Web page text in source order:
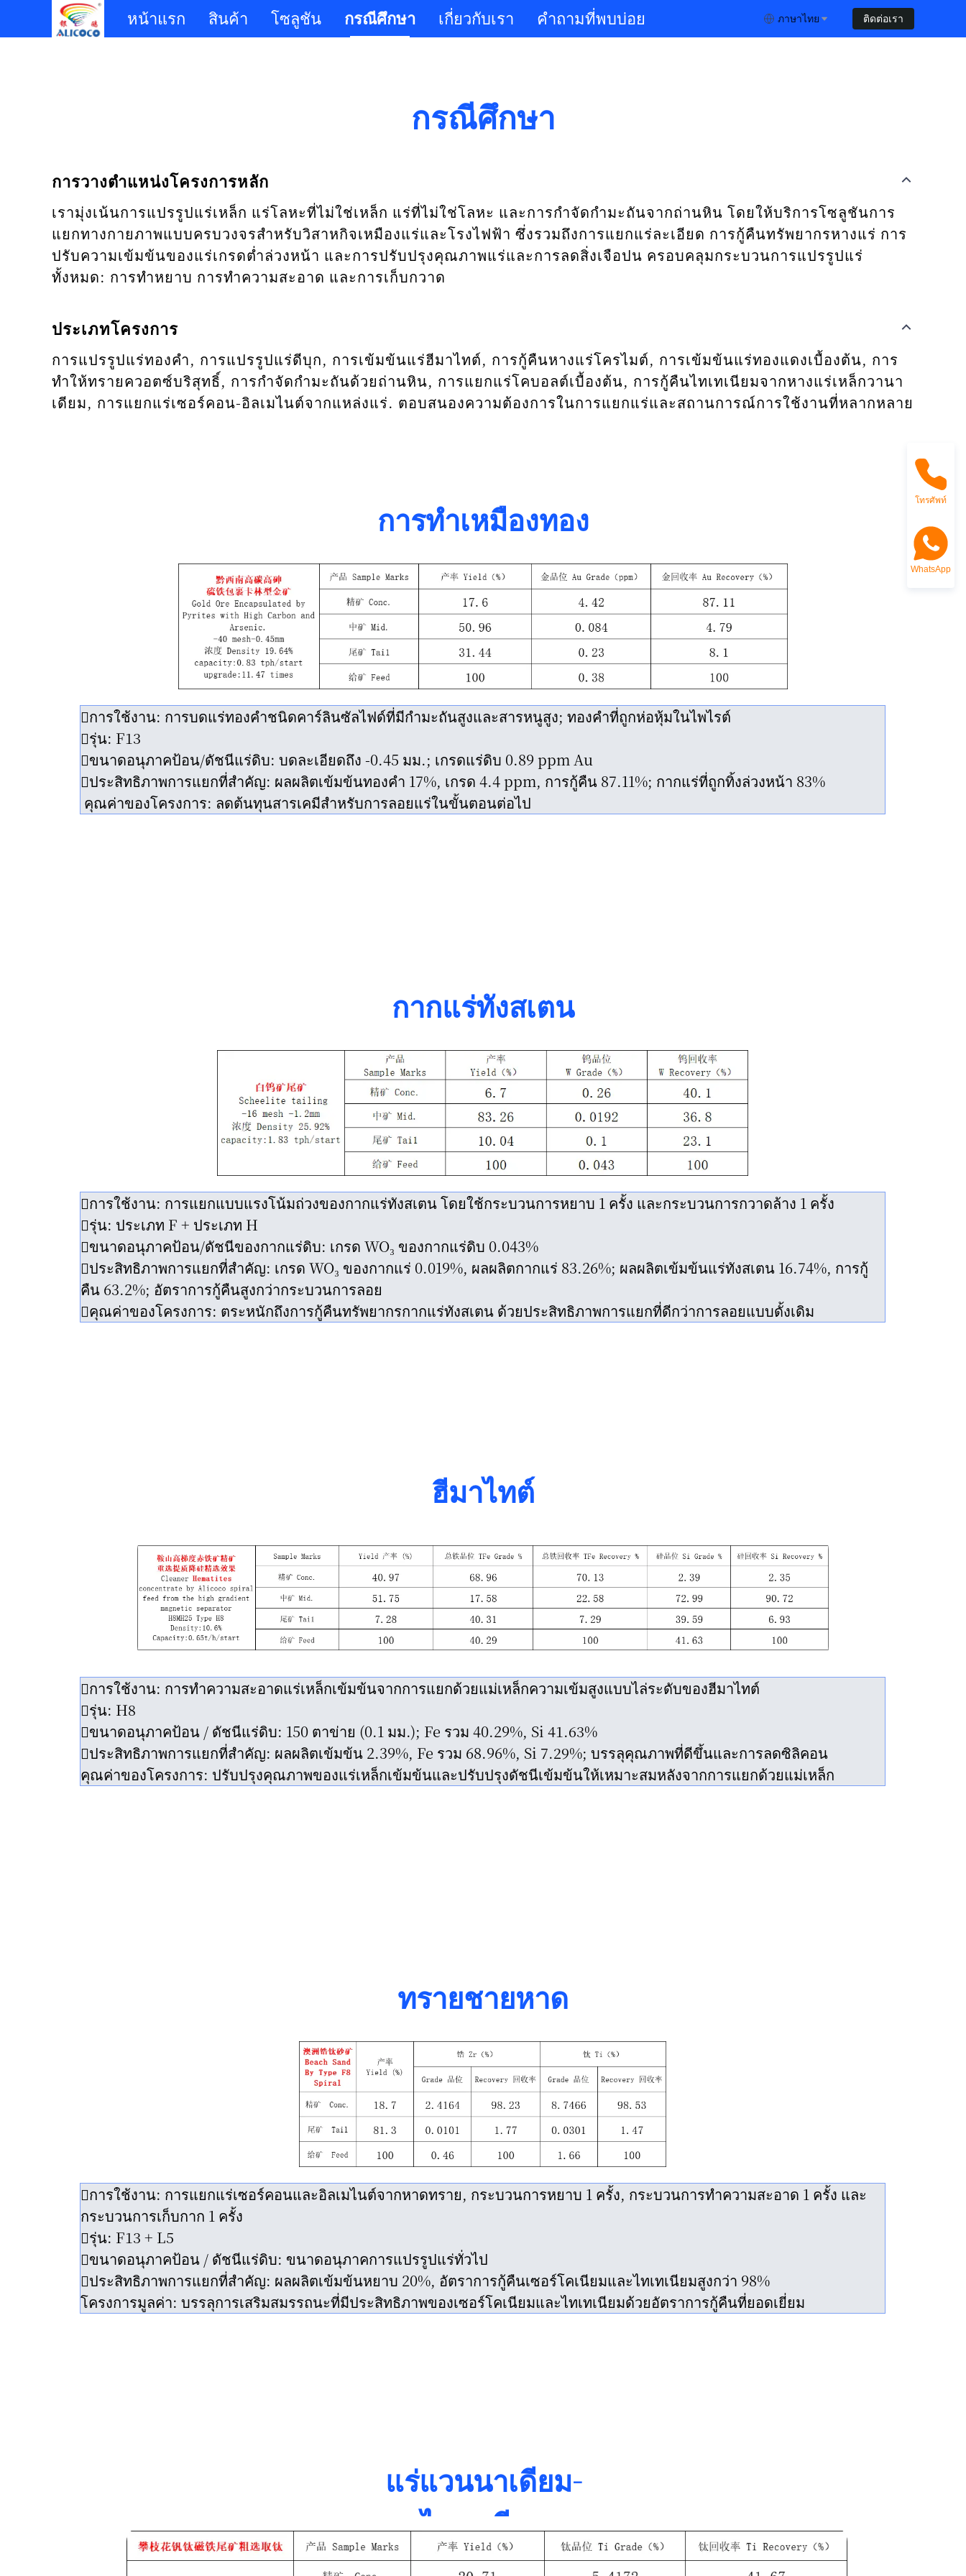
หน้าแรก สินค้า โซลูชัน กรณีศึกษา เกี่ยวกับเรา คำถามที่พบบ่อย ภาษาไทย ติดต่อเรา
กรณีศึกษา
การวางตำแหน่งโครงการหลัก
เรามุ่งเน้นการแปรรูปแร่เหล็ก แร่โลหะที่ไม่ใช่เหล็ก แร่ที่ไม่ใช่โลหะ และการกำจัดกำมะถันจากถ่านหิน โดยให้บริการโซลูชันการ
แยกทางกายภาพแบบครบวงจรสำหรับวิสาหกิจเหมืองแร่และโรงไฟฟ้า ซึ่งรวมถึงการแยกแร่ละเอียด การกู้คืนทรัพยากรหางแร่ การ
ปรับความเข้มข้นของแร่เกรดต่ำล่วงหน้า และการปรับปรุงคุณภาพแร่และการลดสิ่งเจือปน ครอบคลุมกระบวนการแปรรูปแร่
ทั้งหมด: การทำหยาบ การทำความสะอาด และการเก็บกวาด
ประเภทโครงการ
การแปรรูปแร่ทองคำ, การแปรรูปแร่ดีบุก, การเข้มข้นแร่ฮีมาไทต์, การกู้คืนหางแร่โครไมต์, การเข้มข้นแร่ทองแดงเบื้องต้น, การ
ทำให้ทรายควอตซ์บริสุทธิ์, การกำจัดกำมะถันด้วยถ่านหิน, การแยกแร่โคบอลต์เบื้องต้น, การกู้คืนไทเทเนียมจากหางแร่เหล็กวานา
เดียม, การแยกแร่เซอร์คอน-อิลเมไนต์จากแหล่งแร่. ตอบสนองความต้องการในการแยกแร่และสถานการณ์การใช้งานที่หลากหลาย
การทำเหมืองทอง
การใช้งาน: การบดแร่ทองคำชนิดคาร์ลินซัลไฟด์ที่มีกำมะถันสูงและสารหนูสูง; ทองคำที่ถูกห่อหุ้มในไพไรต์
รุ่น: F13
ขนาดอนุภาคป้อน/ดัชนีแร่ดิบ: บดละเอียดถึง -0.45 มม.; เกรดแร่ดิบ 0.89 ppm Au
ประสิทธิภาพการแยกที่สำคัญ: ผลผลิตเข้มข้นทองคำ 17%, เกรด 4.4 ppm, การกู้คืน 87.11%; กากแร่ที่ถูกทิ้งล่วงหน้า 83%
คุณค่าของโครงการ: ลดต้นทุนสารเคมีสำหรับการลอยแร่ในขั้นตอนต่อไป
กากแร่ทังสเตน
การใช้งาน: การแยกแบบแรงโน้มถ่วงของกากแร่ทังสเตน โดยใช้กระบวนการหยาบ 1 ครั้ง และกระบวนการกวาดล้าง 1 ครั้ง
รุ่น: ประเภท F + ประเภท H
ขนาดอนุภาคป้อน/ดัชนีของกากแร่ดิบ: เกรด WO₃ ของกากแร่ดิบ 0.043%
ประสิทธิภาพการแยกที่สำคัญ: เกรด WO₃ ของกากแร่ 0.019%, ผลผลิตกากแร่ 83.26%; ผลผลิตเข้มข้นแร่ทังสเตน 16.74%, การกู้
คืน 63.2%; อัตราการกู้คืนสูงกว่ากระบวนการลอย
คุณค่าของโครงการ: ตระหนักถึงการกู้คืนทรัพยากรกากแร่ทังสเตน ด้วยประสิทธิภาพการแยกที่ดีกว่าการลอยแบบดั้งเดิม
ฮีมาไทต์
การใช้งาน: การทำความสะอาดแร่เหล็กเข้มข้นจากการแยกด้วยแม่เหล็กความเข้มสูงแบบไล่ระดับของฮีมาไทต์
รุ่น: H8
ขนาดอนุภาคป้อน / ดัชนีแร่ดิบ: 150 ตาข่าย (0.1 มม.); Fe รวม 40.29%, Si 41.63%
ประสิทธิภาพการแยกที่สำคัญ: ผลผลิตเข้มข้น 2.39%, Fe รวม 68.96%, Si 7.29%; บรรลุคุณภาพที่ดีขึ้นและการลดซิลิคอน
คุณค่าของโครงการ: ปรับปรุงคุณภาพของแร่เหล็กเข้มข้นและปรับปรุงดัชนีเข้มข้นให้เหมาะสมหลังจากการแยกด้วยแม่เหล็ก
ทรายชายหาด
การใช้งาน: การแยกแร่เซอร์คอนและอิลเมไนต์จากหาดทราย, กระบวนการหยาบ 1 ครั้ง, กระบวนการทำความสะอาด 1 ครั้ง และ
กระบวนการเก็บกาก 1 ครั้ง
รุ่น: F13 + L5
ขนาดอนุภาคป้อน / ดัชนีแร่ดิบ: ขนาดอนุภาคการแปรรูปแร่ทั่วไป
ประสิทธิภาพการแยกที่สำคัญ: ผลผลิตเข้มข้นหยาบ 20%, อัตราการกู้คืนเซอร์โคเนียมและไทเทเนียมสูงกว่า 98%
โครงการมูลค่า: บรรลุการเสริมสมรรถนะที่มีประสิทธิภาพของเซอร์โคเนียมและไทเทเนียมด้วยอัตราการกู้คืนที่ยอดเยี่ยม
แร่แวนนาเดียม-
ไทเทเนียม
โทรศัพท์
WhatsApp